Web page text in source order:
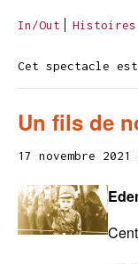
In/Out
Cet spectacle est
Un fils de
17 novembre 2021